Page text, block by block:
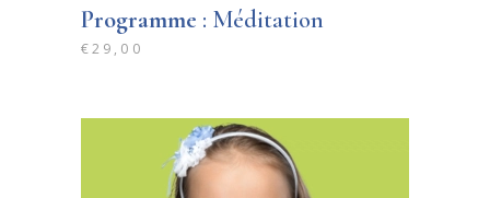
Programme : Méditation
€29,00